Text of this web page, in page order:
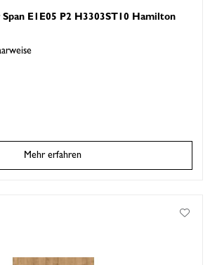
E1E05 P2 H3303ST10 Hamilton
Mehr erfahren